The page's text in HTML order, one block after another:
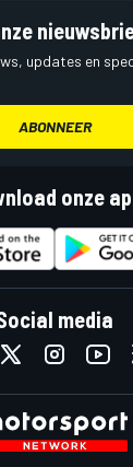
updates en
ABONNEER
onze
media